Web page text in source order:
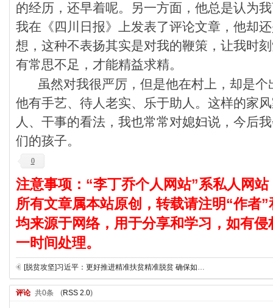
的经历，还早着呢。另一方面，他总是认为
我在《四川日报》上发表了评论文章，他却
想，这种不表扬其实是对我的鞭策，让我时
有常思不足，才能精益求精。
虽然对我很严厉，但是他在村上，却是
他有手艺、待人老实、乐于助人。这样的家
人、干事的看法，我也常常对媳妇说，今后
们的孩子。
0
注意事项：“李丁乔个人网站”系私人网
所有文章属本站原创，转载请注明“作者
均来源于网络，用于分享和学习，如有
一时间处理。
[脱贫攻坚]习近平：更好推进精准扶贫精准脱贫 确保如期实现脱贫攻坚目标
评论 共0条 (RSS 2.0)